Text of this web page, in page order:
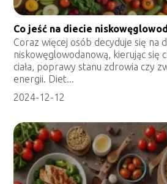
Co jeść na diecie
Coraz więcej osób decyduje się na
niskowęglowodanową, kierując się
ciała, poprawy stanu zdrowia czy
energii. Diet...
2024-12-12